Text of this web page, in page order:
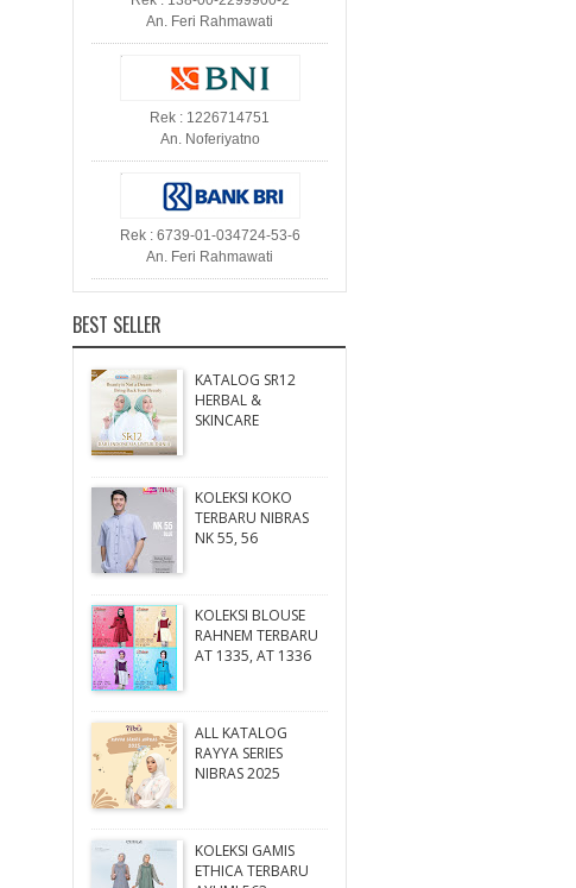
An. Feri Rahmawati
Rek : 1226714751
An. Noferiyatno
Rek : 6739-01-034724-53-6
An. Feri Rahmawati
BEST SELLER
KATALOG SR12
HERBAL &
SKINCARE
KOLEKSI KOKO
TERBARU NIBRAS
NK 55, 56
KOLEKSI BLOUSE
RAHNEM TERBARU
AT 1335, AT 1336
ALL KATALOG
RAYYA SERIES
NIBRAS 2025
KOLEKSI GAMIS
ETHICA TERBARU